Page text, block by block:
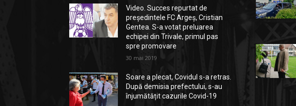
Video. Succes repurtat de
președintele FC Argeș, Cristian
Gentea. S-a votat preluarea
echipei din Trivale, primul pas
spre promovare
30 mai 2019
Soare a plecat, Covidul s-a retras.
După demisia prefectului, s-au
înjumătățit cazurile Covid-19